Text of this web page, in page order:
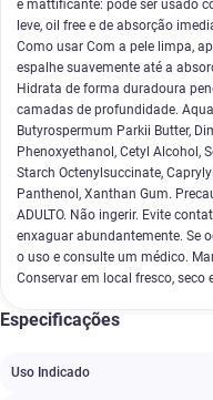
e mattificante: pode ser usado
leve, oil free e de absorção
Como usar Com a pele limpa,
espalhe suavemente até a
Hidrata de forma duradoura
camadas de profundidade.
Butyrospermum Parkii Butter,
Phenoxyethanol, Cetyl Alcohol,
Starch Octenylsuccinate,
Panthenol, Xanthan Gum.
ADULTO. Não ingerir. Evite
enxaguar abundantemente. Se
o uso e consulte um médico.
Conservar em local fresco,
Especificações
Uso Indicado